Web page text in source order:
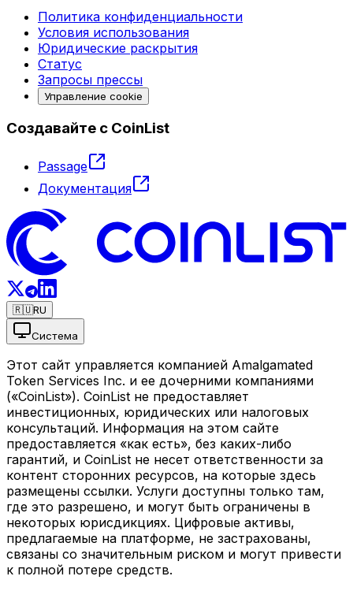
Политика конфиденциальности
Условия использования
Юридические раскрытия
Статус
Запросы прессы
Управление cookie
Создавайте с CoinList
Passage
Документация
🇷🇺RU
Система
Этот сайт управляется компанией Amalgamated
Token Services Inc. и ее дочерними компаниями
(«CoinList»). CoinList не предоставляет
инвестиционных, юридических или налоговых
консультаций. Информация на этом сайте
предоставляется «как есть», без каких-либо
гарантий, и CoinList не несет ответственности за
контент сторонних ресурсов, на которые здесь
размещены ссылки. Услуги доступны только там,
где это разрешено, и могут быть ограничены в
некоторых юрисдикциях. Цифровые активы,
предлагаемые на платформе, не застрахованы,
связаны со значительным риском и могут привести
к полной потере средств.